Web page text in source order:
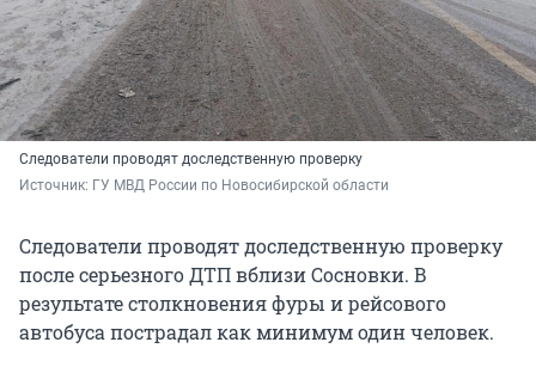
Следователи проводят доследственную проверку
Источник: ГУ МВД России по Новосибирской области
Следователи проводят доследственную проверку
после серьезного ДТП вблизи Сосновки. В
результате столкновения фуры и рейсового
автобуса пострадал как минимум один человек.